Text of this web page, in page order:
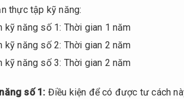
thực tập kỹ năng:
kỹ năng số 1: Thời gian 1 năm
kỹ năng số 2: Thời gian 2 năm
kỹ năng số 3: Thời gian 2 năm
số 1: Điều kiện để có được tư cách